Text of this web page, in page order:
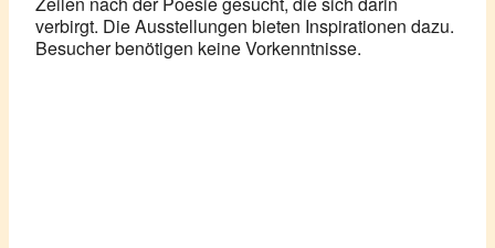
verbirgt. Die Ausstellungen bieten Inspirationen dazu.
Besucher benötigen keine Vorkenntnisse.